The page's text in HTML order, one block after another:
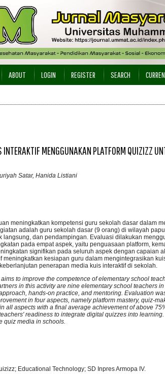
ABOUT LOGIN REGISTER SEARCH
MENGGUNAKAN PLATFORM QUIZIZZ
Satar, Hanida Listiani
meningkatkan kompetensi guru sekolah dasar dalam
adalah guru sekolah dasar (9 orang) di wilayah
langsung, dan pendampingan. Evaluasi dilakukan
pada empat aspek, yaitu penguasaan platform,
signifikan pada seluruh aspek dengan capaian
meningkatkan kesiapan guru dalam mengintegrasikan
penerapan media kuis interaktif di sekolah.
to improve the competence of elementary school
in this activity are nine elementary school teachers
hands-on practice, and mentoring. Evaluation
in four aspects, namely platform mastery, quiz-
all aspects with a final average achievement of above
readiness to integrate digital quizzes into
quiz media in schools.
Educational Technology; SD Inpres Armopa IV.